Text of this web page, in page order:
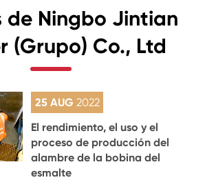
de Ningbo Jintian
(Grupo) Co., Ltd
25 AUG 2022
El rendimiento, el uso y el
proceso de producción del
alambre de la bobina del
esmalte